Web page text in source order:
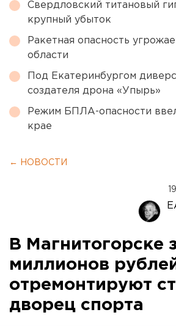
Свердловский титановый
крупный убыток
Ракетная опасность
области
Под Екатеринбургом
создателя дрона «Упырь»
Режим БПЛА-опасности
крае
← НОВОСТИ
В Магнитогорске
миллионов
отремонтируют
дворец спорта